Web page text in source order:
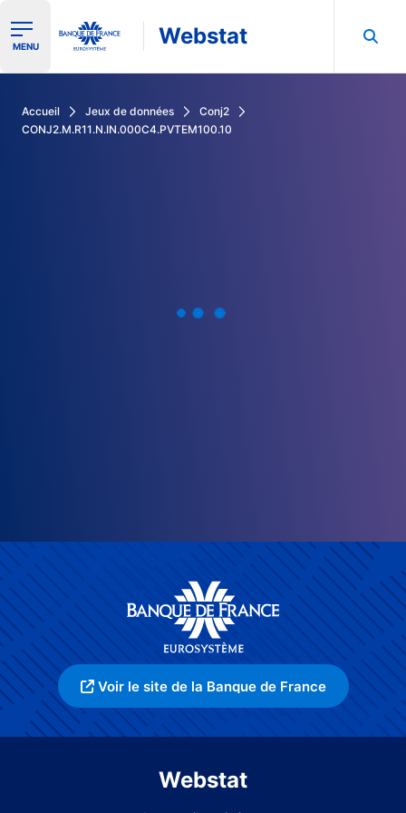
Ouvrir le menu de navigation
MENU Webstat
Accueil Jeux de données
Conj2
CONJ2.M.R11.N.IN.000C4.PVTEM100.10
Voir le site de la Banque de France
Webstat